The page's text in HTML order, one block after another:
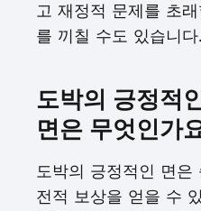
고 재정적 문제를 초
를 끼칠 수도 있습니다.
도박의 긍정적
면은 무엇인가
도박의 긍정적인 면
전적 보상을 얻을 수